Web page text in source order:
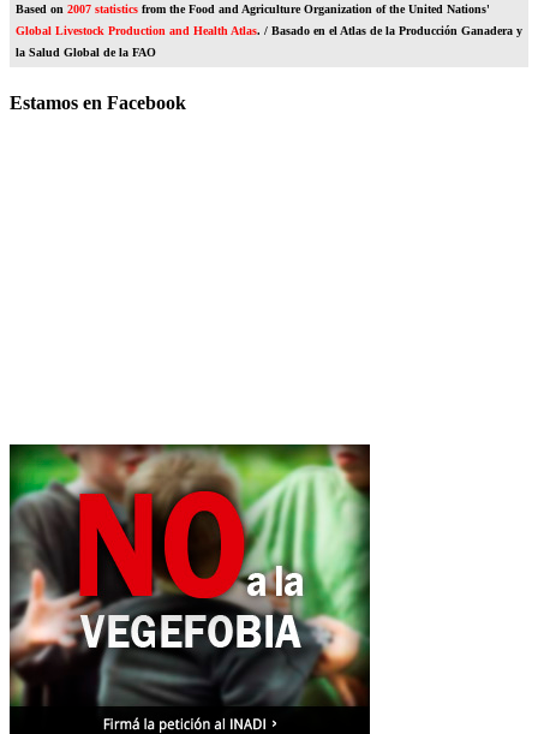
Based on 2007 statistics from the Food and Agriculture Organization of the United Nations'
Global Livestock Production and Health Atlas. / Basado en el Atlas de la Producción Ganadera y
la Salud Global de la FAO
Estamos en Facebook